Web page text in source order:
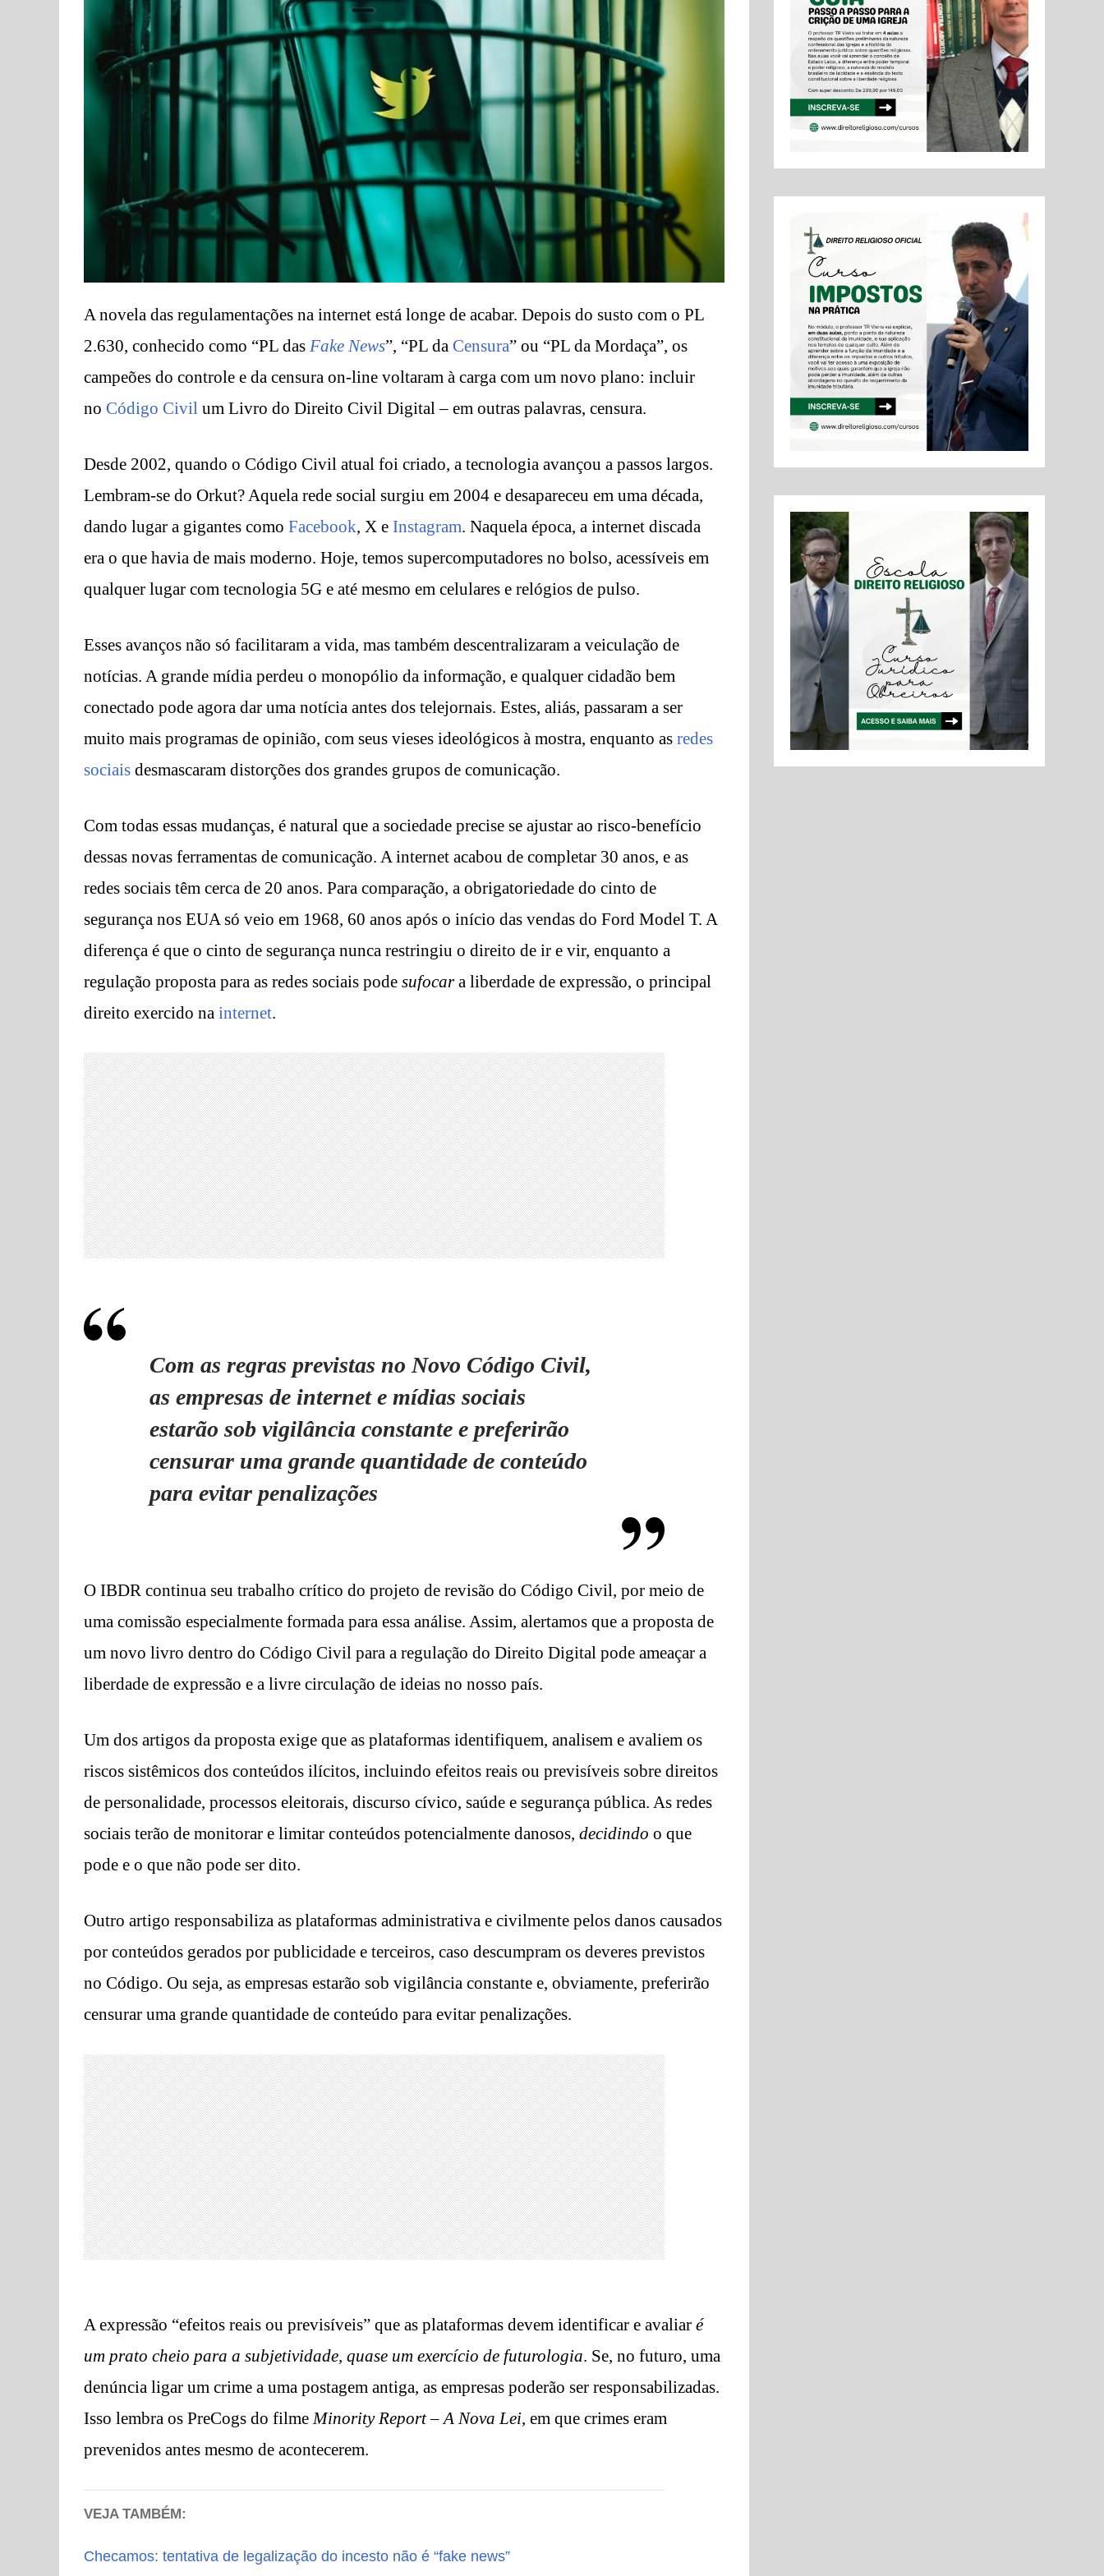
A novela das regulamentações na internet está longe de acabar. Depois do susto com o PL
2.630, conhecido como “PL das Fake News”, “PL da Censura” ou “PL da Mordaça”, os
campeões do controle e da censura on-line voltaram à carga com um novo plano: incluir
no Código Civil um Livro do Direito Civil Digital – em outras palavras, censura.
Desde 2002, quando o Código Civil atual foi criado, a tecnologia avançou a passos largos.
Lembram-se do Orkut? Aquela rede social surgiu em 2004 e desapareceu em uma década,
dando lugar a gigantes como Facebook, X e Instagram. Naquela época, a internet discada
era o que havia de mais moderno. Hoje, temos supercomputadores no bolso, acessíveis em
qualquer lugar com tecnologia 5G e até mesmo em celulares e relógios de pulso.
Esses avanços não só facilitaram a vida, mas também descentralizaram a veiculação de
notícias. A grande mídia perdeu o monopólio da informação, e qualquer cidadão bem
conectado pode agora dar uma notícia antes dos telejornais. Estes, aliás, passaram a ser
muito mais programas de opinião, com seus vieses ideológicos à mostra, enquanto as redes
sociais desmascaram distorções dos grandes grupos de comunicação.
Com todas essas mudanças, é natural que a sociedade precise se ajustar ao risco-benefício
dessas novas ferramentas de comunicação. A internet acabou de completar 30 anos, e as
redes sociais têm cerca de 20 anos. Para comparação, a obrigatoriedade do cinto de
segurança nos EUA só veio em 1968, 60 anos após o início das vendas do Ford Model T. A
diferença é que o cinto de segurança nunca restringiu o direito de ir e vir, enquanto a
regulação proposta para as redes sociais pode sufocara liberdade de expressão, o principal
direito exercido na internet.
Com as regras previstas no Novo Código Civil,
as empresas de internet e mídias sociais
estarão sob vigilância constante e preferirão
censurar uma grande quantidade de conteúdo
para evitar penalizações
O IBDR continua seu trabalho crítico do projeto de revisão do Código Civil, por meio de
uma comissão especialmente formada para essa análise. Assim, alertamos que a proposta de
um novo livro dentro do Código Civil para a regulação do Direito Digital pode ameaçar a
liberdade de expressão e a livre circulação de ideias no nosso país.
Um dos artigos da proposta exige que as plataformas identifiquem, analisem e avaliem os
riscos sistêmicos dos conteúdos ilícitos, incluindo efeitos reais ou previsíveis sobre direitos
de personalidade, processos eleitorais, discurso cívico, saúde e segurança pública. As redes
sociais terão de monitorar e limitar conteúdos potencialmente danosos, decidindo o que
pode e o que não pode ser dito.
Outro artigo responsabiliza as plataformas administrativa e civilmente pelos danos causados
por conteúdos gerados por publicidade e terceiros, caso descumpram os deveres previstos
no Código. Ou seja, as empresas estarão sob vigilância constante e, obviamente, preferirão
censurar uma grande quantidade de conteúdo para evitar penalizações.
A expressão “efeitos reais ou previsíveis” que as plataformas devem identificar e avaliar é
um prato cheio para a subjetividade, quase um exercício de futurologia. Se, no futuro, uma
denúncia ligar um crime a uma postagem antiga, as empresas poderão ser responsabilizadas.
Isso lembra os PreCogs do filme Minority Report – A Nova Lei, em que crimes eram
prevenidos antes mesmo de acontecerem.
VEJA TAMBÉM:
Checamos: tentativa de legalização do incesto não é “fake news”